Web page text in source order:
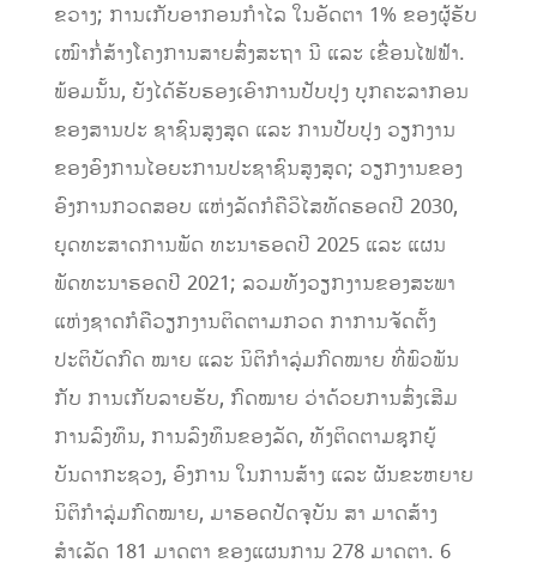
ຂວາງ; ການເກັບອາກອນກຳໄລ ໃນອັດຕາ 1% ຂອງຜູ້ຮັບ
ເໝົາກໍ່ສ້າງໂຄງການສາຍສົ່ງສະຖາ ນີ ແລະ ເຂື່ອນໄຟຟ້າ.
ພ້ອມນັ້ນ, ຍັງໄດ້ຮັບຮອງເອົາການປັບປຸງ ບຸກຄະລາກອນ
ຂອງສານປະ ຊາຊົນສູງສຸດ ແລະ ການປັບປຸງ ວຽກງານ
ຂອງອົງການໄອຍະການປະຊາຊົນສູງສຸດ; ວຽກງານຂອງ
ອົງການກວດສອບ ແຫ່ງລັດກໍຄືວິໄສທັດຮອດປີ 2030,
ຍຸດທະສາດການພັດ ທະນາຮອດປີ 2025 ແລະ ແຜນ
ພັດທະນາຮອດປີ 2021; ລວມທັງວຽກງານຂອງສະພາ
ແຫ່ງຊາດກໍຄືວຽກງານຕິດຕາມກວດ ກາການຈັດຕັ້ງ
ປະຕິບັດກົດ ໝາຍ ແລະ ນິຕິກຳລຸ່ມກົດໝາຍ ທີ່ພົວພັນ
ກັບ ການເກັບລາຍຮັບ, ກົດໝາຍ ວ່າດ້ວຍການສົ່ງເສີມ
ການລົງທຶນ, ການລົງທຶນຂອງລັດ, ທັງຕິດຕາມຊຸກຍູ້
ບັນດາກະຊວງ, ອົງການ ໃນການສ້າງ ແລະ ຜັນຂະຫຍາຍ
ນິຕິກຳລຸ່ມກົດໝາຍ, ມາຮອດປັດຈຸບັນ ສາ ມາດສ້າງ
ສຳເລັດ 181 ມາດຕາ ຂອງແຜນການ 278 ມາດຕາ. 6